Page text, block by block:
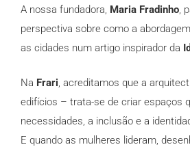
A nossa fundadora, Maria Fradinho,
perspectiva sobre como a
as cidades num artigo inspirador da
Na Frari, acreditamos que a
edifícios – trata-se de criar espaços
necessidades, a inclusão e a
E quando as mulheres lideram,